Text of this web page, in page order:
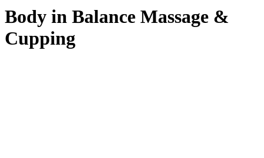
Body in Balance Massage &
Cupping